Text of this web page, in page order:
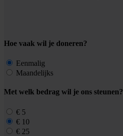
Hoe vaak wil je doneren?
Eenmalig
Maandelijks
Met welk bedrag wil je ons steunen?
€ 5
€ 10
€ 25